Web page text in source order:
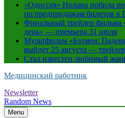
«Одиссея» Нолана побила
по предпродажам билетов в
Финальный трейлер фильма
день» — премьера 31 июля
Мультфильм «Бэтмен:
выйдет 25 августа — трейлер
Стал известен любимый
Медицинский работник
Newsletter
Random News
Menu